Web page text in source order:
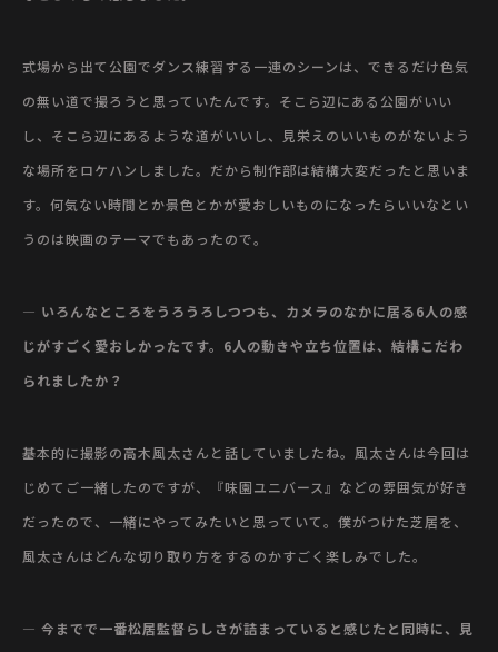
式場から出て公園でダンス練習する一連のシーンは、できるだけ色気
の無い道で撮ろうと思っていたんです。そこら辺にある公園がいい
し、そこら辺にあるような道がいいし、見栄えのいいものがないよう
な場所をロケハンしました。だから制作部は結構大変だったと思いま
す。何気ない時間とか景色とかが愛おしいものになったらいいなとい
うのは映画のテーマでもあったので。
— いろんなところをうろうろしつつも、カメラのなかに居る6人の感
じがすごく愛おしかったです。6人の動きや立ち位置は、結構こだわ
られましたか？
基本的に撮影の高木風太さんと話していましたね。風太さんは今回は
じめてご一緒したのですが、『味園ユニバース』などの雰囲気が好き
だったので、一緒にやってみたいと思っていて。僕がつけた芝居を、
風太さんはどんな切り取り方をするのかすごく楽しみでした。
— 今までで一番松居監督らしさが詰まっていると感じたと同時に、見